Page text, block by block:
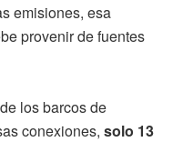
emisiones, esa
provenir de fuentes
los barcos de
conexiones, solo 13